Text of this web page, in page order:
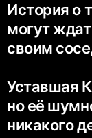
История о
могут
своим
Уставшая
но её
никакого